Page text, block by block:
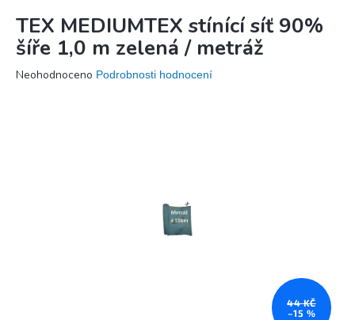
TEX MEDIUMTEX stínící síť 90%
šíře 1,0 m zelená / metráž
Průměrné
Neohodnoceno Podrobnosti hodnocení
44 KČ
–15 %